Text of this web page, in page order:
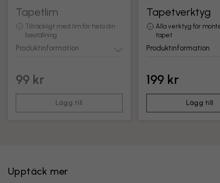
Tapetlim
Tillräckligt med lim för hela din
beställning
Produktinformation
99 kr
Lägg till
Tapetverktyg
Alla verktyg för
tapet
Produktinformation
199 kr
Lägg till
Upptäck mer